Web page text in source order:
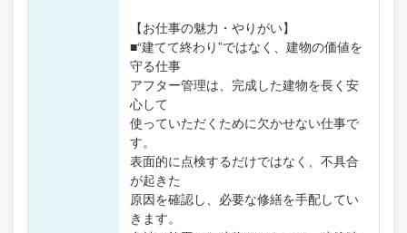
【お仕事の魅力・やりがい】
■“建てて終わり”ではなく、建物の価値を
守る仕事
アフター管理は、完成した建物を長く安
心して
使っていただくために欠かせない仕事で
す。
表面的に点検するだけではなく、不具合
が起きた
原因を確認し、必要な修繕を手配してい
きます。